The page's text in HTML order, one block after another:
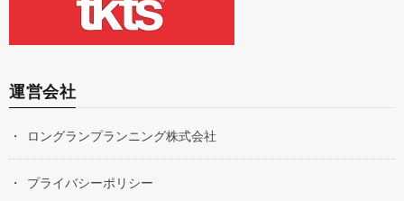
運営会社
ロングランプランニング株式会社
プライバシーポリシー